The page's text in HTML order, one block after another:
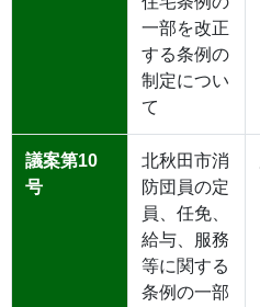
一部を改正
する条例の
制定につい
て
議案第10
号
北秋田市消
防団員の定
員、任免、
給与、服務
等に関する
条例の一部